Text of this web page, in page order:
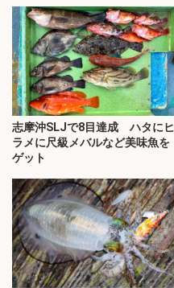
志摩沖SLJで8目達成 ハタにヒ
ラメに尺級メバルなど美味魚を
ゲット